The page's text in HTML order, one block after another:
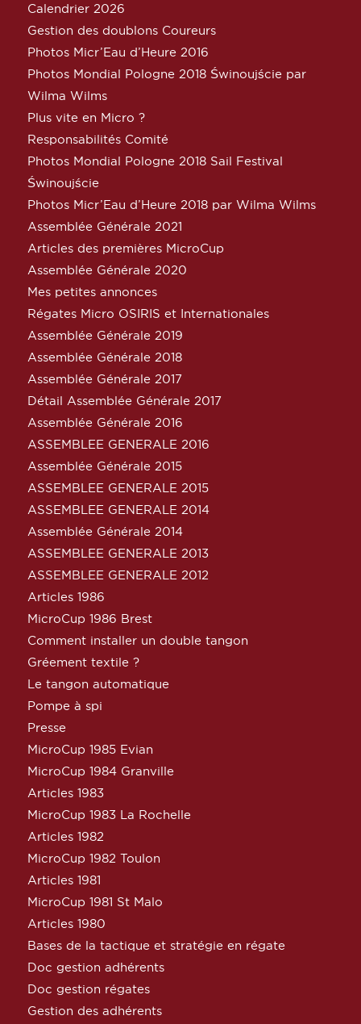
Calendrier 2026
Gestion des doublons Coureurs
Photos Micr’Eau d’Heure 2016
Photos Mondial Pologne 2018 Świnoujście par
Wilma Wilms
Plus vite en Micro ?
Responsabilités Comité
Photos Mondial Pologne 2018 Sail Festival
Świnoujście
Photos Micr’Eau d’Heure 2018 par Wilma Wilms
Assemblée Générale 2021
Articles des premières MicroCup
Assemblée Générale 2020
Mes petites annonces
Régates Micro OSIRIS et Internationales
Assemblée Générale 2019
Assemblée Générale 2018
Assemblée Générale 2017
Détail Assemblée Générale 2017
Assemblée Générale 2016
ASSEMBLEE GENERALE 2016
Assemblée Générale 2015
ASSEMBLEE GENERALE 2015
ASSEMBLEE GENERALE 2014
Assemblée Générale 2014
ASSEMBLEE GENERALE 2013
ASSEMBLEE GENERALE 2012
Articles 1986
MicroCup 1986 Brest
Comment installer un double tangon
Gréement textile ?
Le tangon automatique
Pompe à spi
Presse
MicroCup 1985 Evian
MicroCup 1984 Granville
Articles 1983
MicroCup 1983 La Rochelle
Articles 1982
MicroCup 1982 Toulon
Articles 1981
MicroCup 1981 St Malo
Articles 1980
Bases de la tactique et stratégie en régate
Doc gestion adhérents
Doc gestion régates
Gestion des adhérents